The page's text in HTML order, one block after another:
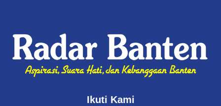
Ikuti Kami